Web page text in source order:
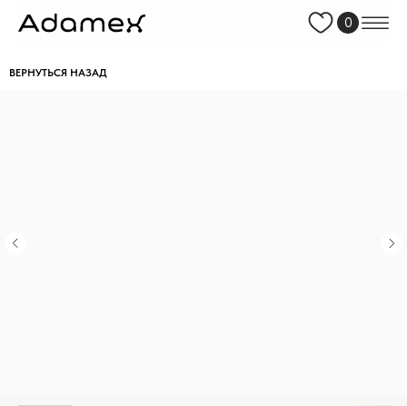
0
ВЕРНУТЬСЯ НАЗАД